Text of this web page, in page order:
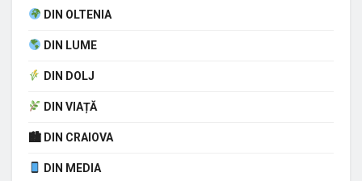
DIN OLTENIA
DIN LUME
DIN DOLJ
DIN VIAȚĂ
🏙 DIN CRAIOVA
DIN MEDIA